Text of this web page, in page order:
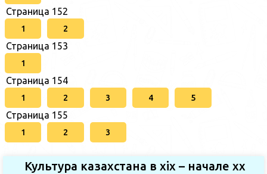
Страница 152
1 2
Страница 153
1
Страница 154
1 2 3 4 5
Страница 155
1 2 3
Культура казахстана в xix – начале хх